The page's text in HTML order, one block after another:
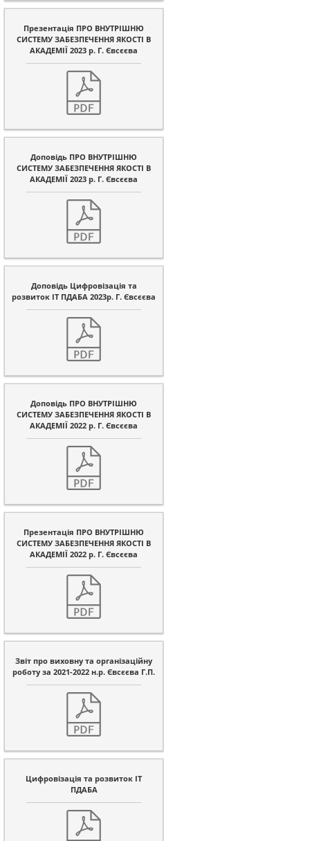
Презентація ПРО ВНУТРІШНЮ
СИСТЕМУ ЗАБЕЗПЕЧЕННЯ ЯКОСТІ В
АКАДЕМІЇ 2023 р. Г. Євсєєва
Доповідь ПРО ВНУТРІШНЮ
СИСТЕМУ ЗАБЕЗПЕЧЕННЯ ЯКОСТІ В
АКАДЕМІЇ 2023 р. Г. Євсєєва
Доповідь Цифровізація та
розвиток ІТ ПДАБА 2023р. Г. Євсєєва
Доповідь ПРО ВНУТРІШНЮ
СИСТЕМУ ЗАБЕЗПЕЧЕННЯ ЯКОСТІ В
АКАДЕМІЇ 2022 р. Г. Євсєєва
Презентація ПРО ВНУТРІШНЮ
СИСТЕМУ ЗАБЕЗПЕЧЕННЯ ЯКОСТІ В
АКАДЕМІЇ 2022 р. Г. Євсєєва
Звіт про виховну та організаційну
роботу за 2021-2022 н.р. Євсєєва Г.П.
Цифровізація та розвиток ІТ
ПДАБА